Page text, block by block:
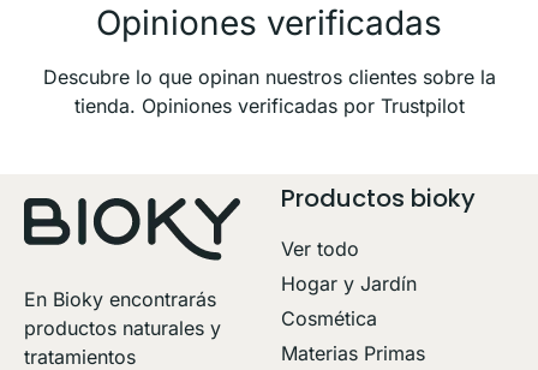
Opiniones verificadas
Descubre lo que opinan nuestros clientes sobre la
tienda. Opiniones verificadas por Trustpilot
En Bioky encontrarás
productos naturales y
tratamientos
Productos bioky
Ver todo
Hogar y Jardín
Cosmética
Materias Primas